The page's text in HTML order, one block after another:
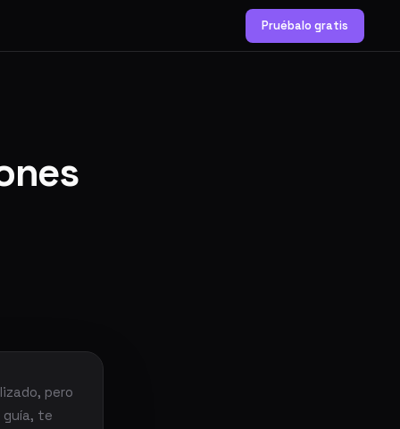
Pruébalo gratis
pero
te